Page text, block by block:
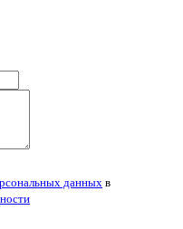
данных в